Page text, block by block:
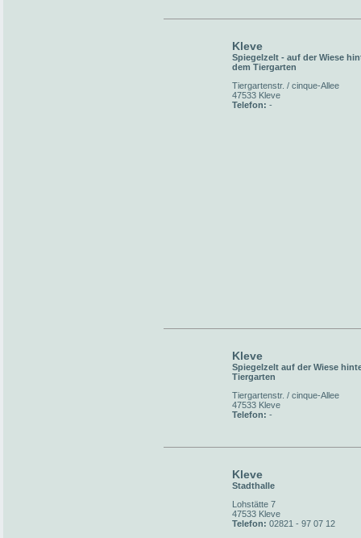
Kleve
Spiegelzelt - auf der Wiese
dem Tiergarten
Tiergartenstr. / cinque-Allee
47533 Kleve
Telefon: -
Kleve
Spiegelzelt auf der Wiese
Tiergarten
Tiergartenstr. / cinque-Allee
47533 Kleve
Telefon: -
Kleve
Stadthalle
Lohstätte 7
47533 Kleve
Telefon: 02821 - 97 07 12